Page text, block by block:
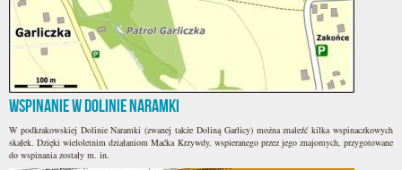
Wspinanie w Dolinie Naramki
W podkrakowskiej Dolinie Naramki (zwanej także Doliną Garlicy) można znaleźć kilka wspinaczkowych
skałek. Dzięki wieloletnim działaniom Maćka Krzywdy, wspieranego przez jego znajomych, przygotowane
do wspinania zostały m. in.